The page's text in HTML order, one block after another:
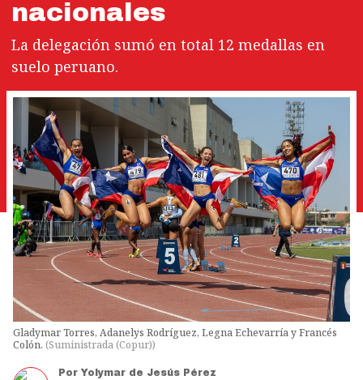
nacionales
La delegación sumó en total 12 medallas en
suelo peruano.
Gladymar Torres, Adanelys Rodríguez, Legna Echevarría y Francés
Colón. (Suministrada (Copur))
Por Yolymar de Jesús Pérez